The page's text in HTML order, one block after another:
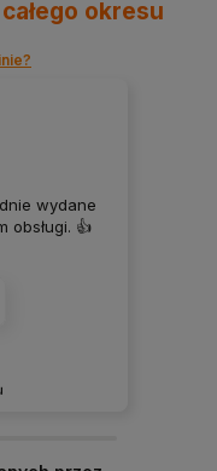
okresu
wydane
obsługi. 👍️